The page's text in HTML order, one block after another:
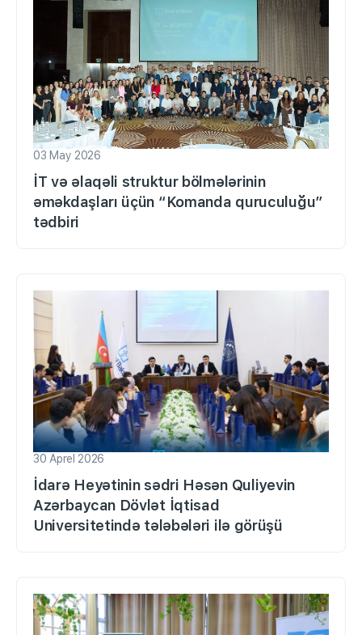
03 May 2026
İT və əlaqəli struktur bölmələrinin
əməkdaşları üçün “Komanda quruculuğu”
tədbiri
30 Aprel 2026
İdarə Heyətinin sədri Həsən Quliyevin
Azərbaycan Dövlət İqtisad
Universitetində tələbələri ilə görüşü